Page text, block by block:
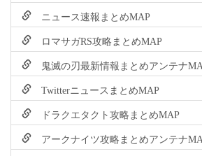
ニュース速報まとめMAP
ロマサガRS攻略まとめMAP
鬼滅の刃最新情報まとめアンテナ
TwitterニュースまとめMAP
ドラクエタクト攻略まとめMAP
アークナイツ攻略まとめアンテナ